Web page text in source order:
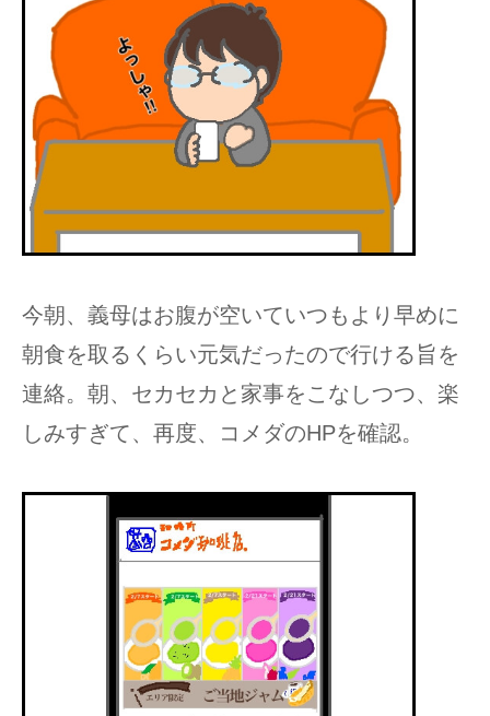
今朝、義母はお腹が空いていつもより早めに
朝食を取るくらい元気だったので行ける旨を
連絡。朝、セカセカと家事をこなしつつ、楽
しみすぎて、再度、コメダのHPを確認。